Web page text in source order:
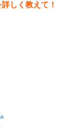
しく教えて！